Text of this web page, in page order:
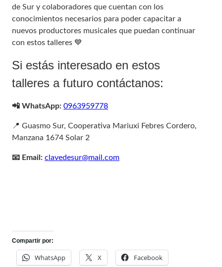
de Sur y colaboradores que cuentan con los
conocimientos necesarios para poder capacitar a
nuevos productores musicales que puedan continuar
con estos talleres 💙
Si estás interesado en estos
talleres a futuro contáctanos:
📲 WhatsApp: 0963959778
📍 Guasmo Sur, Cooperativa Mariuxi Febres Cordero,
Manzana 1674 Solar 2
📧 Email: clavedesur@mail.com
Compartir por:
WhatsApp X Facebook